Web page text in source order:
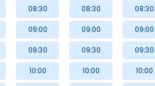
08:30
09:00
09:30
10:00
08:30
09:00
09:30
10:00
08:30
09:00
09:30
10:00